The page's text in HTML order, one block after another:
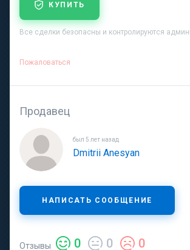
КУПИТЬ
Все сделки безопасны и контролируются
Пожаловаться
Продавец
был 5 лет назад
Dmitrii Anesyan
НАПИСАТЬ СООБЩЕНИЕ
Отзывы 0 0 0